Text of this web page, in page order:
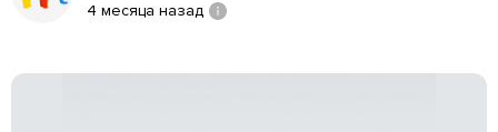
4 месяца назад